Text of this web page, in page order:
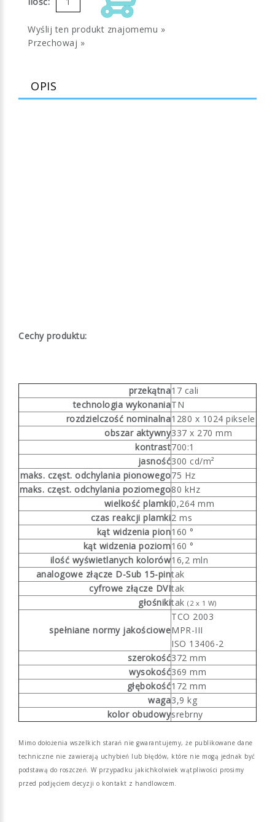
Wyślij ten produkt znajomemu »
Przechowaj »
OPIS
Cechy produktu:
przekątna17 cali
technologia wykonaniaTN
rozdzielczość nominalna1280 x 1024 piksele
obszar aktywny337 x 270 mm
kontrast700:1
jasność300 cd/m²
maks. częst. odchylania pionowego75 Hz
maks. częst. odchylania poziomego80 kHz
wielkość plamki0,264 mm
czas reakcji plamki2 ms
kąt widzenia pion160 °
kąt widzenia poziom160 °
ilość wyświetlanych kolorów16,2 mln
analogowe złącze D-Sub 15-pintak
cyfrowe złącze DVItak
głośnikitak (2 x 1 W)
spełniane normy jakościowe
TCO 2003
MPR-III
ISO 13406-2
szerokość372 mm
wysokość369 mm
głębokość172 mm
waga3,9 kg
kolor obudowysrebrny
Mimo dołożenia wszelkich starań nie gwarantujemy, że publikowane dane
techniczne nie zawierają uchybień lub błędów, które nie mogą jednak być
podstawą do roszczeń. W przypadku jakichkolwiek wątpliwości prosimy
przed podjęciem decyzji o kontakt z handlowcem.